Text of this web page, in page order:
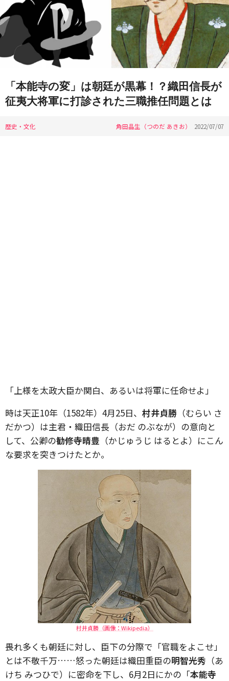
「本能寺の変」は朝廷が黒幕！？織田信長が
征夷大将軍に打診された三職推任問題とは
歴史・文化 角田晶生（つのだ あきお） 2022/07/07
「上様を太政大臣か関白、あるいは将軍に任命せよ」
時は天正10年（1582年）4月25日、 村井貞勝 （むらい さ
だかつ）は主君・織田信長（おだ のぶなが）の意向と
して、公卿の勧修寺晴豊 （かじゅうじ はるとよ）にこん
な要求を突きつけたとか。
村井貞勝（画像：Wikipedia）
畏れ多くも朝廷に対し、臣下の分際で「官職をよこせ」
とは不敬千万……怒った朝廷は織田重臣の明智光秀 （あ
けち みつひで）に密命を下し、6月2日にかの「本能寺